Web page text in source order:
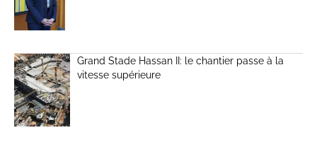
Grand Stade Hassan II: le chantier passe à la
vitesse supérieure